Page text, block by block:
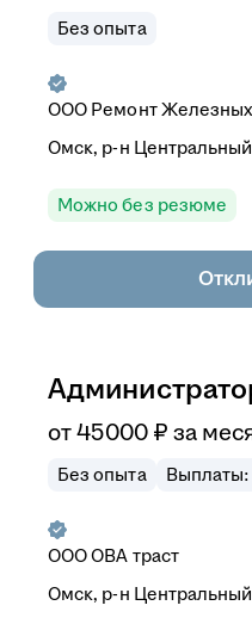
Без опыта
ООО Ремонт
Омск, р-н Центральный
Можно без резюме
от45 000 ₽ за
Без опыта Выплаты:
ООООВА траст
Омск, р-н Центральный